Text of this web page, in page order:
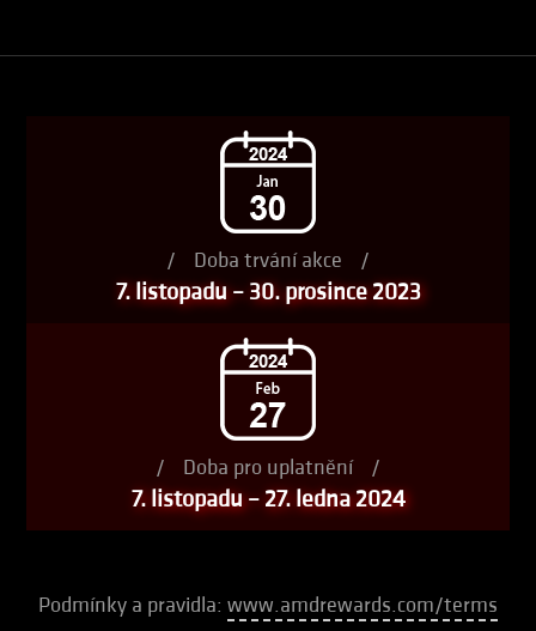
/ Doba trvání akce /
7. listopadu – 30. prosince 2023
/ Doba pro uplatnění /
7. listopadu – 27. ledna 2024
Podmínky a pravidla: www.amdrewards.com/terms